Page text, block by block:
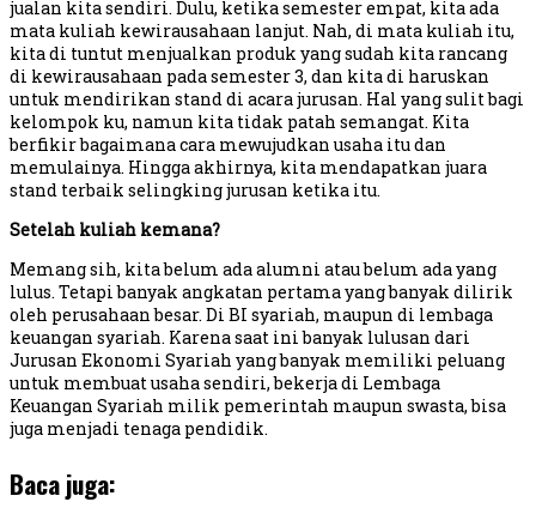
jualan kita sendiri. Dulu, ketika semester empat, kita ada
mata kuliah kewirausahaan lanjut. Nah, di mata kuliah itu,
kita di tuntut menjualkan produk yang sudah kita rancang
di kewirausahaan pada semester 3, dan kita di haruskan
untuk mendirikan stand di acara jurusan. Hal yang sulit bagi
kelompok ku, namun kita tidak patah semangat. Kita
berfikir bagaimana cara mewujudkan usaha itu dan
memulainya. Hingga akhirnya, kita mendapatkan juara
stand terbaik selingking jurusan ketika itu.
Setelah kuliah kemana?
Memang sih, kita belum ada alumni atau belum ada yang
lulus. Tetapi banyak angkatan pertama yang banyak dilirik
oleh perusahaan besar. Di BI syariah, maupun di lembaga
keuangan syariah. Karena saat ini banyak lulusan dari
Jurusan Ekonomi Syariah yang banyak memiliki peluang
untuk membuat usaha sendiri, bekerja di Lembaga
Keuangan Syariah milik pemerintah maupun swasta, bisa
juga menjadi tenaga pendidik.
Baca juga: